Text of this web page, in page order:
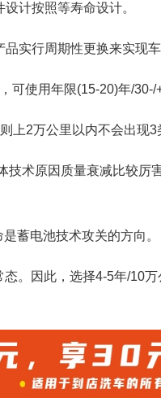
计按照等寿命设计。
实行周期性更换来实现车
可使用年限(15-20)年/30-/
上2万公里以内不会出现3
技术原因质量衰减比较厉
蓄电池技术攻关的方向。
。因此，选择4-5年/10